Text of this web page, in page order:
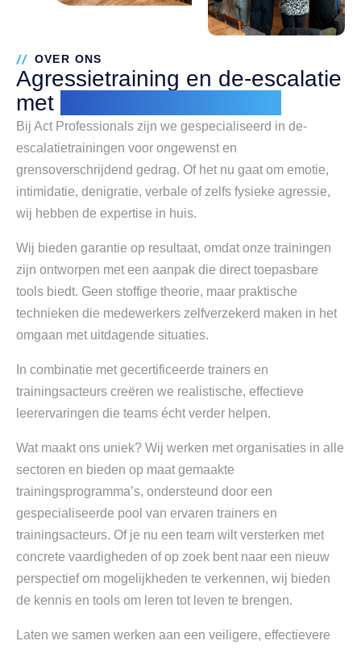
OVER ONS
Agressietraining en de-escalatie
met
Bij Act Professionals zijn we gespecialiseerd in de-
escalatietrainingen voor ongewenst en
grensoverschrijdend gedrag. Of het nu gaat om emotie,
intimidatie, denigratie, verbale of zelfs fysieke agressie,
wij hebben de expertise in huis.
Wij bieden garantie op resultaat, omdat onze trainingen
zijn ontworpen met een aanpak die direct toepasbare
tools biedt. Geen stoffige theorie, maar praktische
technieken die medewerkers zelfverzekerd maken in het
omgaan met uitdagende situaties.
In combinatie met gecertificeerde trainers en
trainingsacteurs creëren we realistische, effectieve
leerervaringen die teams écht verder helpen.
Wat maakt ons uniek? Wij werken met organisaties in alle
sectoren en bieden op maat gemaakte
trainingsprogramma’s, ondersteund door een
gespecialiseerde pool van ervaren trainers en
trainingsacteurs. Of je nu een team wilt versterken met
concrete vaardigheden of op zoek bent naar een nieuw
perspectief om mogelijkheden te verkennen, wij bieden
de kennis en tools om leren tot leven te brengen.
Laten we samen werken aan een veiligere, effectievere